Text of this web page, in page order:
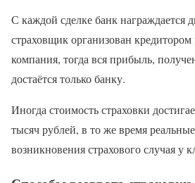
С каждой сделке банк награждается
страховщик организован кредитором
компания, тогда вся прибыль,
достаётся только банку.
Иногда стоимость страховки
тысяч рублей, в то же время
возникновения страхового случая у